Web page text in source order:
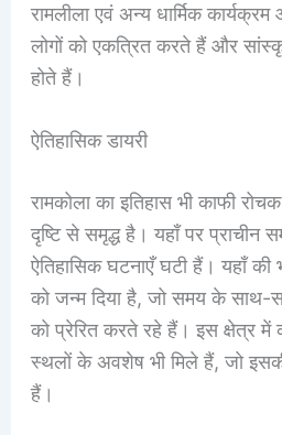
रामलीला एवं अन्य धार्मिक
लोगों को एकत्रित करते हैं और
होते हैं।
ऐतिहासिक डायरी
रामकोला का इतिहास भी काफी
दृष्टि से समृद्ध है। यहाँ पर
ऐतिहासिक घटनाएँ घटी हैं। यहाँ की
को जन्म दिया है, जो समय के साथ-
को प्रेरित करते रहे हैं। इस क्षेत्र में
स्थलों के अवशेष भी मिले हैं, जो
हैं।